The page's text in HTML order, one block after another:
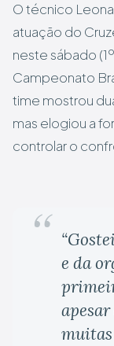
O técnico
atuação do
neste sábado
Campeonato
time mostrou
mas elogiou a
controlar o
e da